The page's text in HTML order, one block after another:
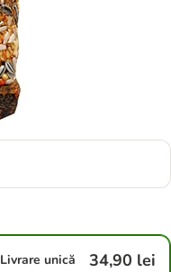
Livrare unică 34,90 lei